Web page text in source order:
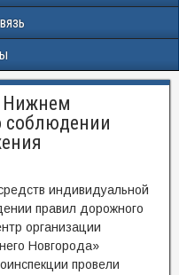
Нижнем
соблюдении
индивидуальной
правил дорожного
организации
Новгорода»
провели